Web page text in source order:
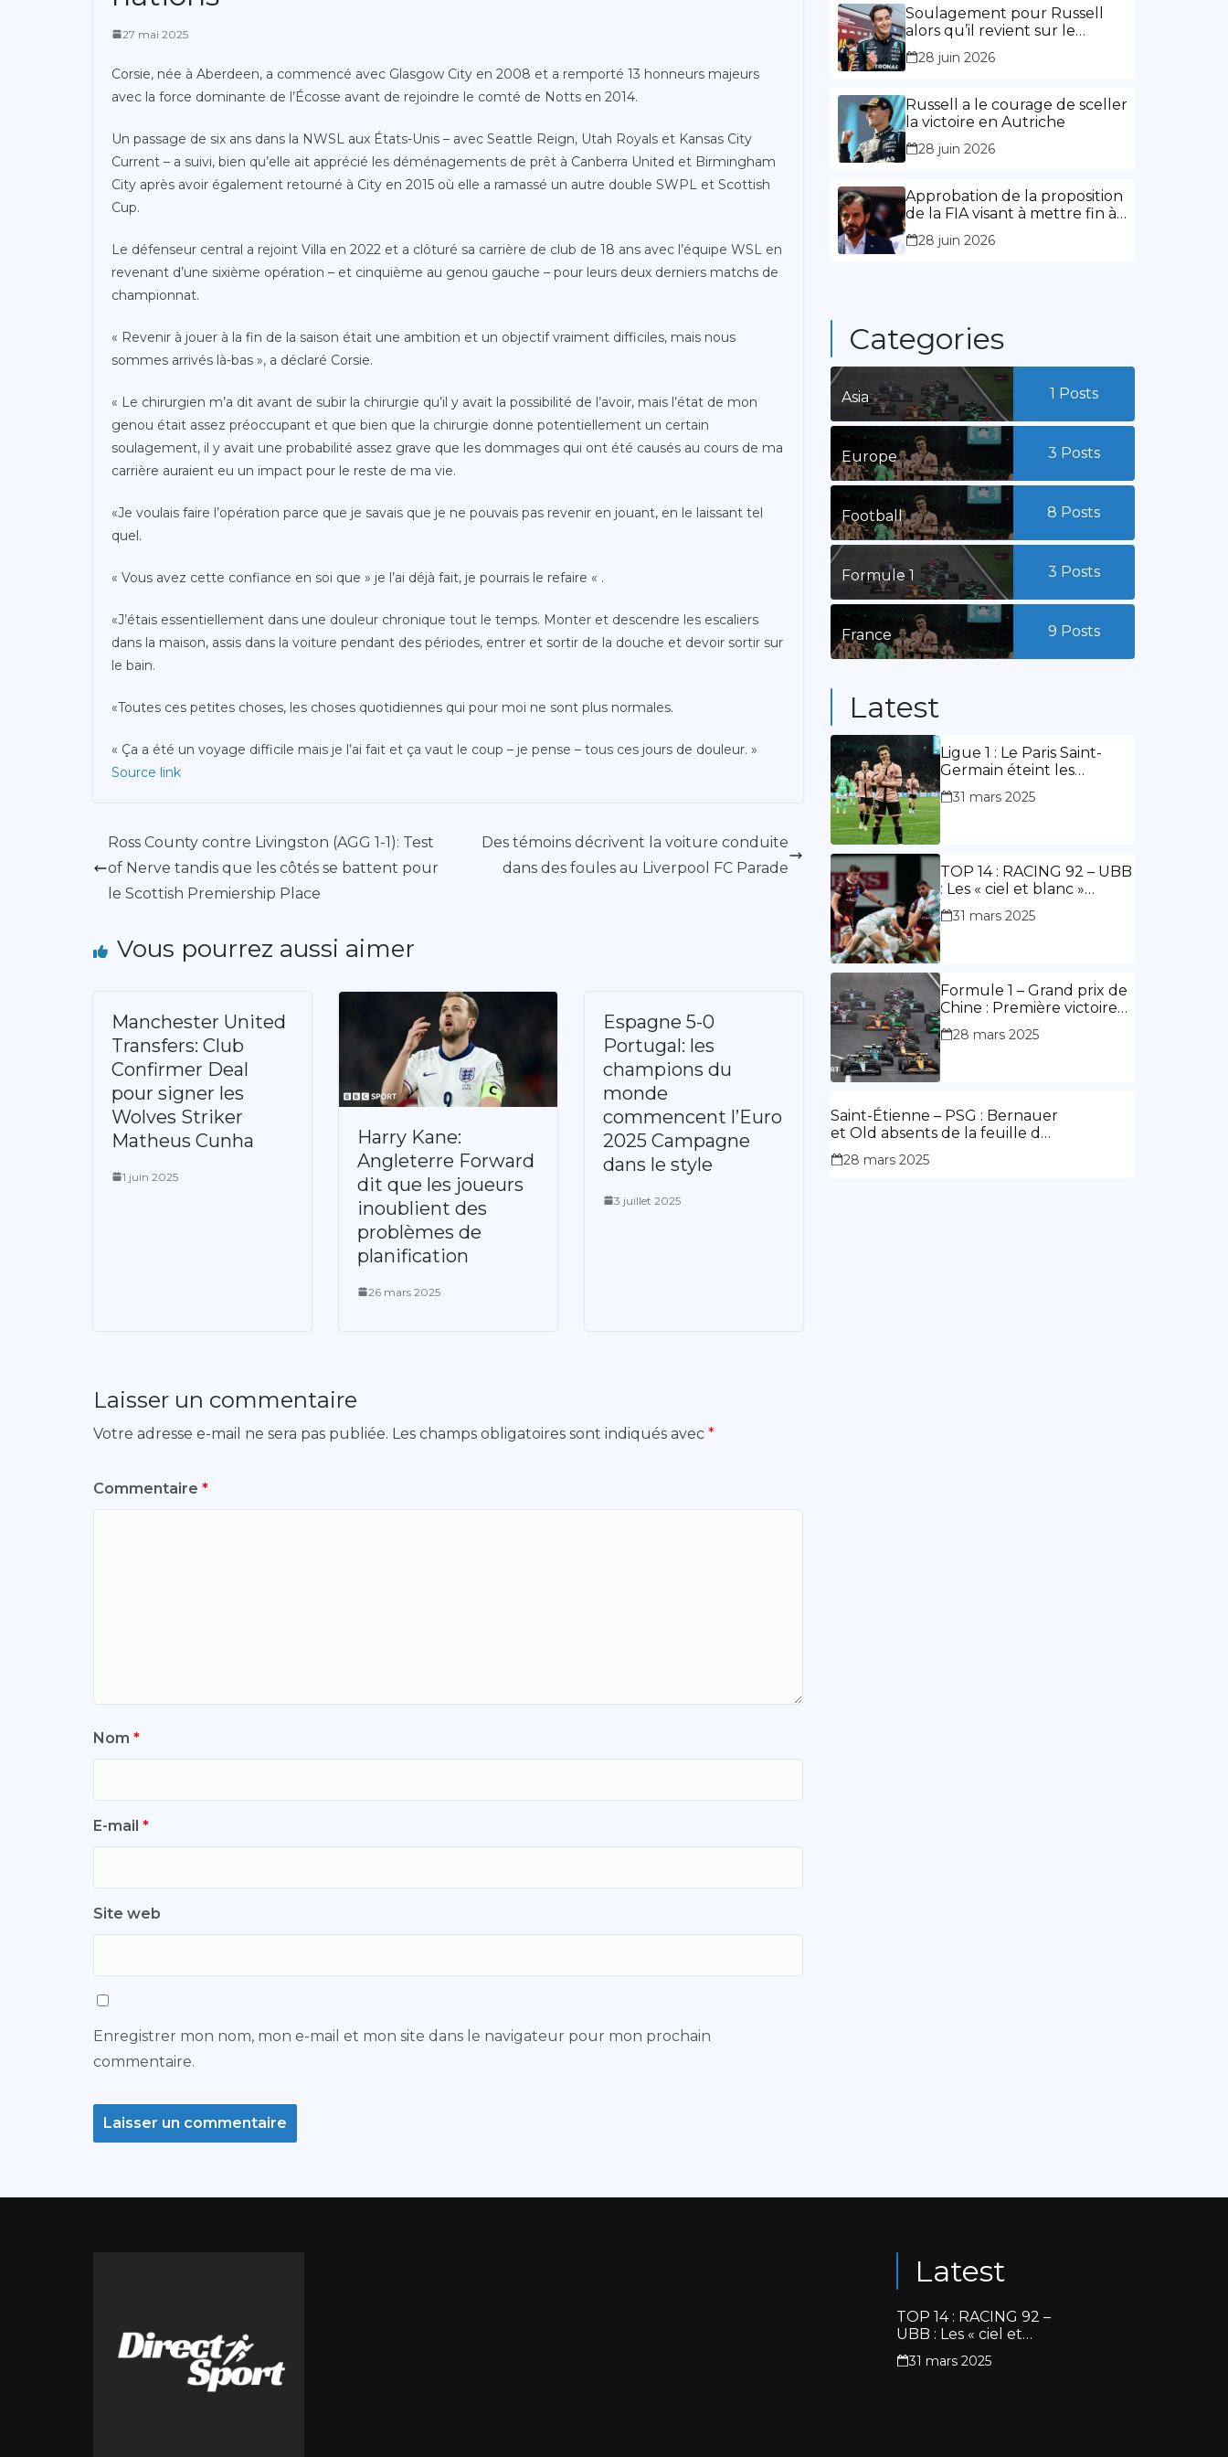
27 mai 2025
Corsie, née à Aberdeen, a commencé avec Glasgow City en 2008 et a remporté 13 honneurs majeurs
avec la force dominante de l’Écosse avant de rejoindre le comté de Notts en 2014.
Un passage de six ans dans la NWSL aux États-Unis – avec Seattle Reign, Utah Royals et Kansas City
Current – a suivi, bien qu’elle ait apprécié les déménagements de prêt à Canberra United et Birmingham
City après avoir également retourné à City en 2015 où elle a ramassé un autre double SWPL et Scottish
Cup.
Le défenseur central a rejoint Villa en 2022 et a clôturé sa carrière de club de 18 ans avec l’équipe WSL en
revenant d’une sixième opération – et cinquième au genou gauche – pour leurs deux derniers matchs de
championnat.
« Revenir à jouer à la fin de la saison était une ambition et un objectif vraiment difficiles, mais nous
sommes arrivés là-bas », a déclaré Corsie.
« Le chirurgien m’a dit avant de subir la chirurgie qu’il y avait la possibilité de l’avoir, mais l’état de mon
genou était assez préoccupant et que bien que la chirurgie donne potentiellement un certain
soulagement, il y avait une probabilité assez grave que les dommages qui ont été causés au cours de ma
carrière auraient eu un impact pour le reste de ma vie.
«Je voulais faire l’opération parce que je savais que je ne pouvais pas revenir en jouant, en le laissant tel
quel.
« Vous avez cette confiance en soi que » je l’ai déjà fait, je pourrais le refaire « .
«J’étais essentiellement dans une douleur chronique tout le temps. Monter et descendre les escaliers
dans la maison, assis dans la voiture pendant des périodes, entrer et sortir de la douche et devoir sortir sur
le bain.
«Toutes ces petites choses, les choses quotidiennes qui pour moi ne sont plus normales.
« Ça a été un voyage difficile mais je l’ai fait et ça vaut le coup – je pense – tous ces jours de douleur. »
Source link
Ross County contre Livingston (AGG 1-1): Test
of Nerve tandis que les côtés se battent pour
le Scottish Premiership Place
Des témoins décrivent la voiture conduite
dans des foules au Liverpool FC Parade
Vous pourrez aussi aimer
Manchester United
Transfers: Club
Confirmer Deal
pour signer les
Wolves Striker
Matheus Cunha
1 juin 2025
Harry Kane:
Angleterre Forward
dit que les joueurs
inoublient des
problèmes de
planification
26 mars 2025
Espagne 5-0
Portugal: les
champions du
monde
commencent l’Euro
2025 Campagne
dans le style
3 juillet 2025
Laisser un commentaire
Votre adresse e-mail ne sera pas publiée. Les champs obligatoires sont indiqués avec *
Commentaire *
Nom *
E-mail *
Site web
Enregistrer mon nom, mon e-mail et mon site dans le navigateur pour mon prochain
commentaire.
l’expérience »
Soulagement pour Russell
alors qu’il revient sur le
chemin de la victoire
28 juin 2026
Russell a le courage de sceller
la victoire en Autriche
28 juin 2026
Approbation de la proposition
de la FIA visant à mettre fin à
la limitation des mandats de
présidence
28 juin 2026
Categories
Asia 1 Posts
Europe 3 Posts
Football 8 Posts
Formule 1 3 Posts
France 9 Posts
Latest
Ligue 1 : Le Paris Saint-
Germain éteint les
lumières du stade
Geoffroy Guichard. Stassin
31 mars 2025
TOP 14 : RACING 92 – UBB
: Les « ciel et blanc »
renouent avec la victoire
31 mars 2025
Formule 1 – Grand prix de
Chine : Première victoire
d’Hamilton en Rouge,
l’Aston Martin d’Alonso fait
28 mars 2025
Saint-Étienne – PSG : Bernauer
et Old absents de la feuille de
match.
28 mars 2025
Latest
TOP 14 : RACING 92 –
UBB : Les « ciel et
blanc » renouent avec
la victoire
31 mars 2025